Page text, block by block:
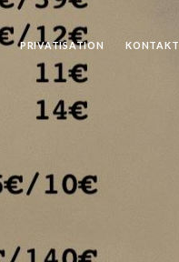
PRIVATISATION KONTAKT